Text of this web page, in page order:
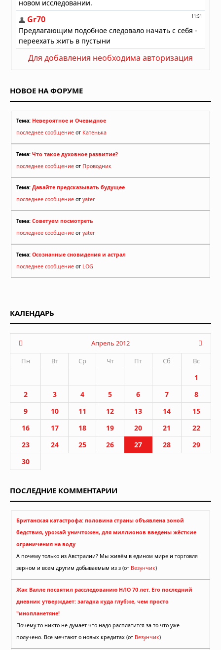
Для добавления необходима авторизация
НОВОЕ НА ФОРУМЕ
Тема: Невероятное и Очевидное
последнее сообщение от Катенька
Тема: Что такое духовное развитие?
последнее сообщение от Проводник
Тема: Давайте предсказывать будущее
последнее сообщение от yater
Тема: Советуем посмотреть
последнее сообщение от yater
Тема: Осознанные сновидения и астрал
последнее сообщение от LOG
КАЛЕНДАРЬ
Апрель 2012
Пн
Вт Ср Чт Пт Сб Вс
1
2
3 4 5 6 7
8
9
10 11 12 13 14
15
16
17 18 19 20 21
22
23
24 25 26 27 28
29
30
ПОСЛЕДНИЕ КОММЕНТАРИИ
Британская катастрофа: половина страны объявлена зоной
бедствия, урожай уничтожен, для миллионов введены жёсткие
ограничения на воду
А почему только из Австралии? Мы живём в едином мире и торговля
зерном и всем другим добываемым из з (от Везунчик)
Жак Валле посвятил расследованию НЛО 70 лет. Его последний
дневник утверждает: загадка куда глубже, чем просто
"инопланетяне!
Почему-то никто не думает что надо расплатится за то что уже
получено. Все мечтают о новых кредитах (от Везунчик)